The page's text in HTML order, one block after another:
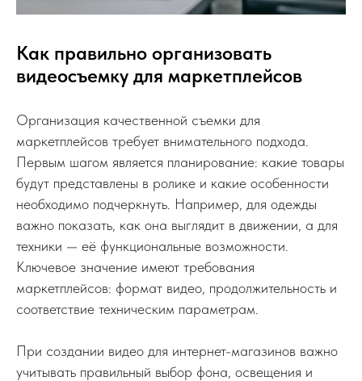
Как правильно организовать
видеосъемку для маркетплейсов
Организация качественной съемки для
маркетплейсов требует внимательного подхода.
Первым шагом является планирование: какие товары
будут представлены в ролике и какие особенности
необходимо подчеркнуть. Например, для одежды
важно показать, как она выглядит в движении, а для
техники — её функциональные возможности.
Ключевое значение имеют требования
маркетплейсов: формат видео, продолжительность и
соответствие техническим параметрам.
При создании видео для интернет-магазинов важно
учитывать правильный выбор фона, освещения и